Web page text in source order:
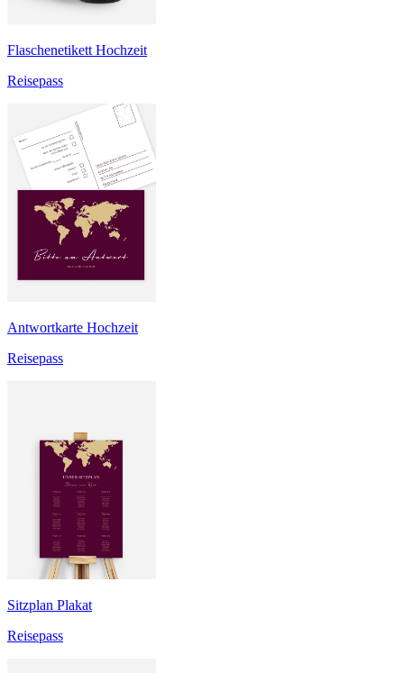
Flaschenetikett Hochzeit
Reisepass
Antwortkarte Hochzeit
Reisepass
Sitzplan Plakat
Reisepass